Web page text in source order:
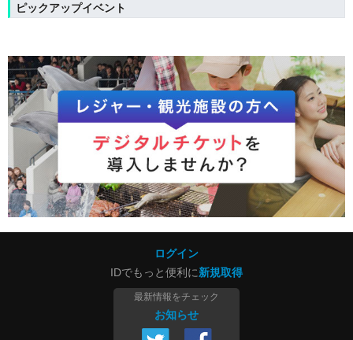
ピックアップイベント
ログイン
IDでもっと便利に新規取得
最新情報をチェック
お知らせ